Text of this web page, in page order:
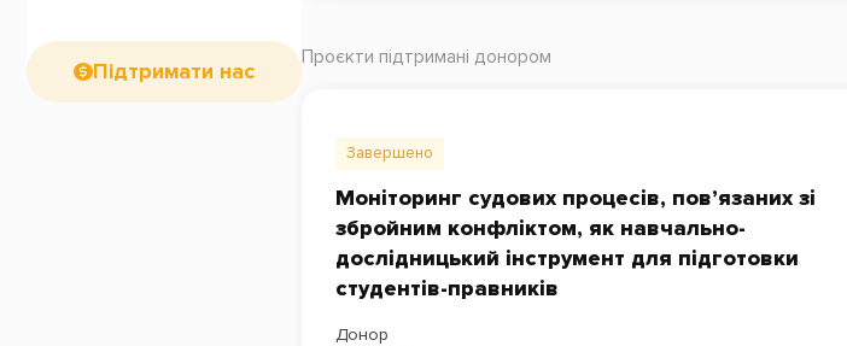
Підтримати нас
Проєкти підтримані донором
Завершено
Моніторинг судових процесів, пов’язаних зі
збройним конфліктом, як навчально-
дослідницький інструмент для підготовки
студентів-правників
Донор